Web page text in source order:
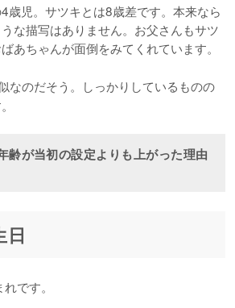
歳児。サツキとは8歳差です。本来なら
な描写はありません。お父さんもサツ
あちゃんが面倒をみてくれています。
なのだそう。しっかりしているものの
齢が当初の設定よりも上がった理由
日
です。